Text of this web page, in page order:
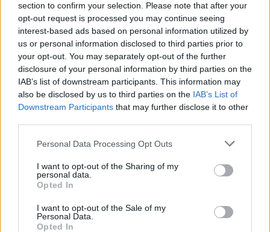
section to confirm your selection. Please note that after your
opt-out request is processed you may continue seeing
interest-based ads based on personal information utilized by
us or personal information disclosed to third parties prior to
your opt-out. You may separately opt-out of the further
disclosure of your personal information by third parties on the
IAB’s list of downstream participants. This information may
also be disclosed by us to third parties on the IAB’s List of
Downstream Participants that may further disclose it to other
Personal Data Processing Opt Outs
I want to opt-out of the Sharing of my
personal data.
Opted In
I want to opt-out of the Sale of my
Personal Data.
Opted In
TOTAL
37
CANALES TV
DÍAS
1442
SIN PARTIDO
GRATUÍTO
PARTIDOS
28
CONSECUTIVOS
DE PAGO
33 partidos en local
45,21%
40 partidos de visitante
54,79%
MÁXIMO
4
TOTAL
4
COMPETICIONES